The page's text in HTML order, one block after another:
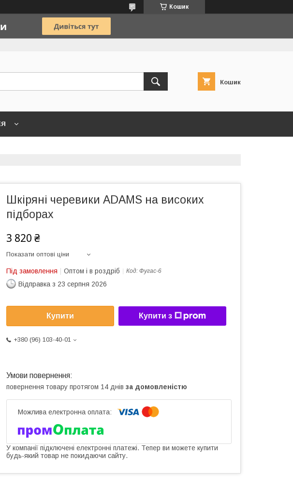
Кошик
Кошик
Шкіряні черевики ADAMS на високих
підборах
3 820 ₴
Показати оптові ціни
Під замовлення Оптом і в роздріб Код: Фугас-6
Відправка з 23 серпня 2026
Купити Купити з
+380 (96) 103-40-01
повернення товару протягом 14 днів за домовленістю
У компанії підключені електронні платежі. Тепер ви можете купити
будь-який товар не покидаючи сайту.